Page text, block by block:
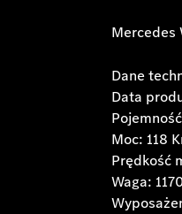
Mercedes
Dane
Data
Moc: 118
Prędkość
Waga: